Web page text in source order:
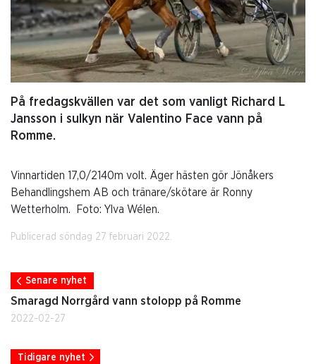
På fredagskvällen var det som vanligt Richard L
Jansson i sulkyn när Valentino Face vann på
Romme.
Vinnartiden 17,0/2140m volt. Äger hästen gör Jönåkers
Behandlingshem AB och tränare/skötare är Ronny
Wetterholm. Foto: Ylva Wélen.
Publicerad söndag 27 februari 2022.
Senare nyhet
Smaragd Norrgård vann stolopp på Romme
2022-02-27
Tidigare nyhet